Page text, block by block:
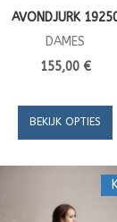
AVONDJURK
DAMES
155,00 €
BEKIJK OPTIES